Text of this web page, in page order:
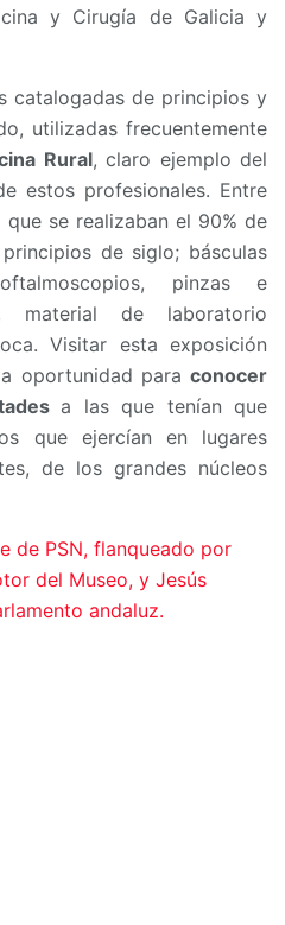
y Cirugía de Galicia y
catalogadas de principios y
utilizadas frecuentemente
Rural, claro ejemplo del
estos profesionales. Entre
se realizaban el 90% de
de siglo; básculas
pinzas e
material de laboratorio
Visitar esta exposición
oportunidad para conocer
a las que tenían que
que ejercían en lugares
de los grandes núcleos
de PSN, flanqueado por
del Museo, y Jesús
andaluz.